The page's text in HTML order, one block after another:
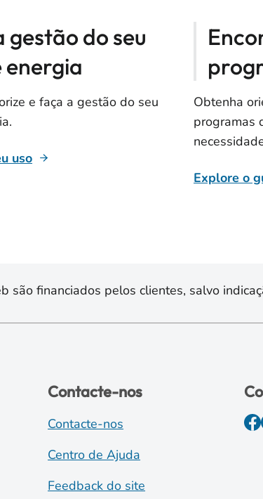
gestão do seu
energia
e faça a gestão do seu
uso
Obtenha
programas
Explore o
financiados pelos clientes, salvo
Contacte-nos
Contacte-nos
Centro de Ajuda
Feedback do site